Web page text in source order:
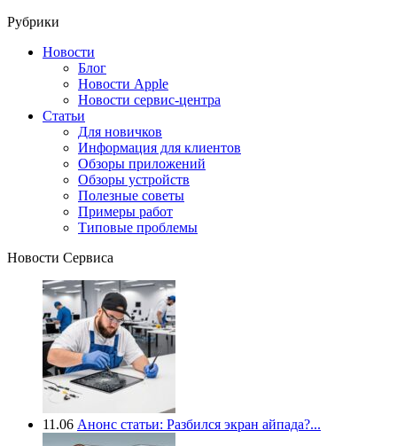
Рубрики
Новости
Блог
Новости Apple
Новости сервис-центра
Статьи
Для новичков
Информация для клиентов
Обзоры приложений
Обзоры устройств
Полезные советы
Примеры работ
Типовые проблемы
Новости Сервиса
11.06 Анонс статьи: Разбился экран айпада?...